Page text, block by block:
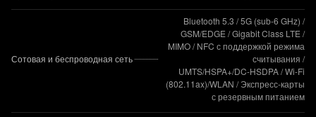
Сотовая и беспроводная сеть
Bluetooth 5.3 / 5G (sub‑6 GHz) /
GSM/EDGE / Gigabit Class LTE /
MIMO / NFC с поддержкой режима
считывания /
UMTS/HSPA+/DC‑HSDPA / Wi-Fi
(802.11​ax)/WLAN / Экспресс‑карты
с резервным питанием